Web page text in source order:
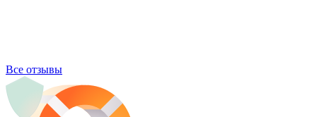
Все отзывы